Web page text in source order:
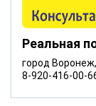
Реальная
город
8-920-416-00-